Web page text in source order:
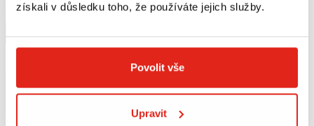
získali v důsledku toho, že používáte jejich služby.
Povolit vše
Upravit
Na objednávku Na objednávku